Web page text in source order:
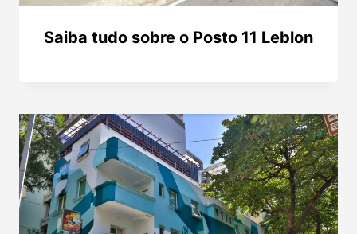
Saiba tudo sobre o Posto 11 Leblon